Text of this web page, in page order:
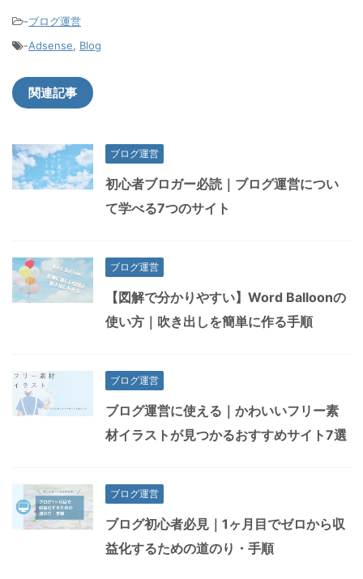
-ブログ運営
-Adsense, Blog
関連記事
ブログ運営
初心者ブロガー必読｜ブログ運営につい
て学べる7つのサイト
ブログ運営
【図解で分かりやすい】Word Balloonの
使い方｜吹き出しを簡単に作る手順
ブログ運営
ブログ運営に使える｜かわいいフリー素
材イラストが見つかるおすすめサイト7選
ブログ運営
ブログ初心者必見｜1ヶ月目でゼロから収
益化するための道のり・手順